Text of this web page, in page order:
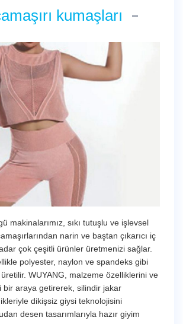
kumaşları
makinalarımız, sıkı tutuşlu ve işlevsel
narin ve baştan çıkarıcı iç
çok çeşitli ürünler üretmenizi sağlar.
polyester, naylon ve spandeks gibi
WUYANG, malzeme özelliklerini ve
bir araya getirerek, silindir jakar
dikişsiz giysi teknolojisini
desen tasarımlarıyla hazır giyim